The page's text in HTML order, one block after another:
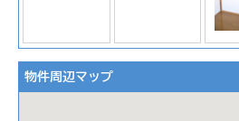
物件周辺マップ